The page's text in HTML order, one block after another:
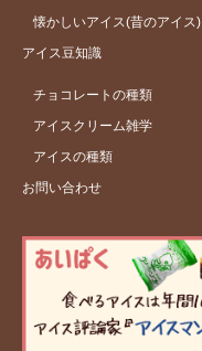
懐かしいアイス(昔のアイス)
アイス豆知識
チョコレートの種類
アイスクリーム雑学
アイスの種類
お問い合わせ